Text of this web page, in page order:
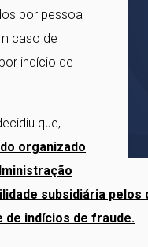
por pessoa
caso de
indício de
que,
organizado
subsidiária
indícios de fraude.